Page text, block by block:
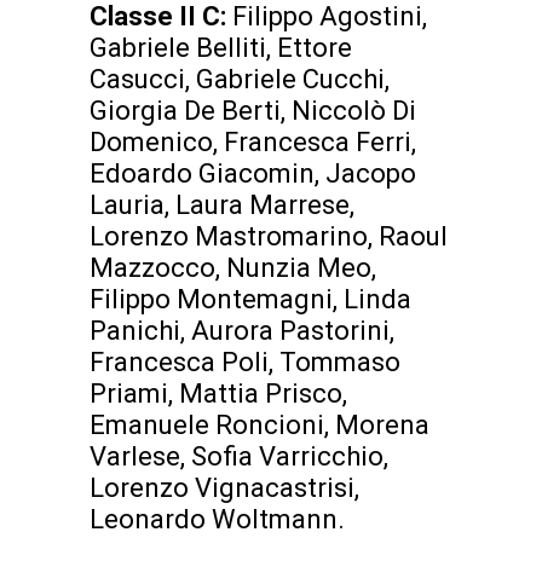
Classe II C: Filippo Agostini,
Gabriele Belliti, Ettore
Casucci, Gabriele Cucchi,
Giorgia De Berti, Niccolò Di
Domenico, Francesca Ferri,
Edoardo Giacomin, Jacopo
Lauria, Laura Marrese,
Lorenzo Mastromarino, Raoul
Mazzocco, Nunzia Meo,
Filippo Montemagni, Linda
Panichi, Aurora Pastorini,
Francesca Poli, Tommaso
Priami, Mattia Prisco,
Emanuele Roncioni, Morena
Varlese, Sofia Varricchio,
Lorenzo Vignacastrisi,
Leonardo Woltmann.